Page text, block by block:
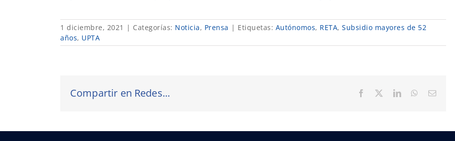
1 diciembre, 2021 | Categorías: Noticia, Prensa | Etiquetas: Autónomos, RETA, Subsidio mayores de 52
años, UPTA
Compartir en Redes... Facebook LinkedInWhatsApp
Correo